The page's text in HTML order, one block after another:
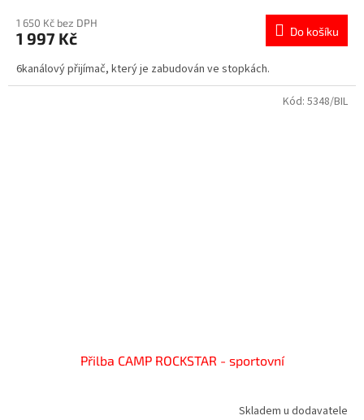
1 650 Kč bez DPH
1 997 Kč Do košíku
6kanálový přijímač, který je zabudován ve stopkách.
Přilba CAMP ROCKSTAR - sportovní
Skladem u dodavatele
Kód: 5348/BIL